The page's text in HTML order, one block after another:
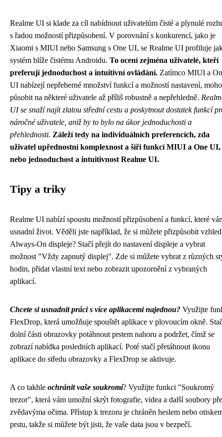
Realme UI si klade za cíl nabídnout uživatelům čisté a plynulé
s řadou možností přizpůsobení. V porovnání s konkurencí, jako je
Xiaomi s MIUI nebo Samsung s One UI, se Realme UI profiluje
systém blíže čistému Androidu. To ocení zejména uživatelé, kteří
preferují jednoduchost a intuitivní ovládání. Zatímco MIUI a
UI nabízejí nepřeberné množství funkcí a možností nastavení,
působit na některé uživatele až příliš robustně a nepřehledně.
UI se snaží najít zlatou střední cestu a poskytnout dostatek funkcí
náročné uživatele, aniž by to bylo na úkor jednoduchosti a
přehlednosti. Záleží tedy na individuálních preferencích, zda
uživatel upřednostní komplexnost a šíři funkcí MIUI a One UI,
nebo jednoduchost a intuitivnost Realme UI.
Tipy a triky
Realme UI nabízí spoustu možností přizpůsobení a funkcí, které
usnadní život. Věděli jste například, že si můžete přizpůsobit vzhled
Always-On displeje? Stačí přejít do nastavení displeje a vybrat
možnost "Vždy zapnutý displej". Zde si můžete vybrat z různých
hodin, přidat vlastní text nebo zobrazit upozornění z vybraných
aplikací.
Chcete si usnadnit práci s více aplikacemi najednou? Využijte
FlexDrop, která umožňuje spouštět aplikace v plovoucím okně.
dolní části obrazovky potáhnout prstem nahoru a podržet, čímž se
zobrazí nabídka posledních aplikací. Poté stačí přetáhnout ikonu
aplikace do středu obrazovky a FlexDrop se aktivuje.
A co takhle ochránit vaše soukromí? Využijte funkci "Soukromý
trezor", která vám umožní skrýt fotografie, videa a další soubory
zvědavýma očima. Přístup k trezoru je chráněn heslem nebo
prstu, takže si můžete být jisti, že vaše data jsou v bezpečí.